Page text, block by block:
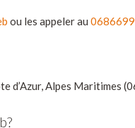
ou les appeler au
Alpes Maritimes